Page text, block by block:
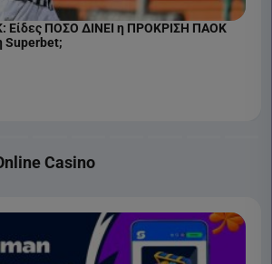
Είδες ΠΟΣΟ ΔΙΝΕΙ η ΠΡΟΚΡΙΣΗ ΠΑΟΚ
Superbet;
Casino